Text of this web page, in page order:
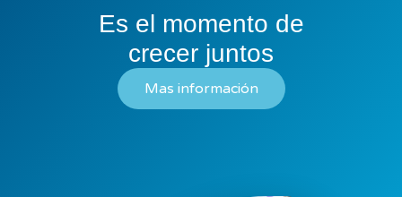
Es el momento de
crecer juntos
Mas información